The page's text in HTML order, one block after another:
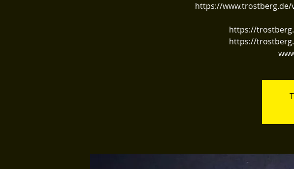
https://
https://
https://